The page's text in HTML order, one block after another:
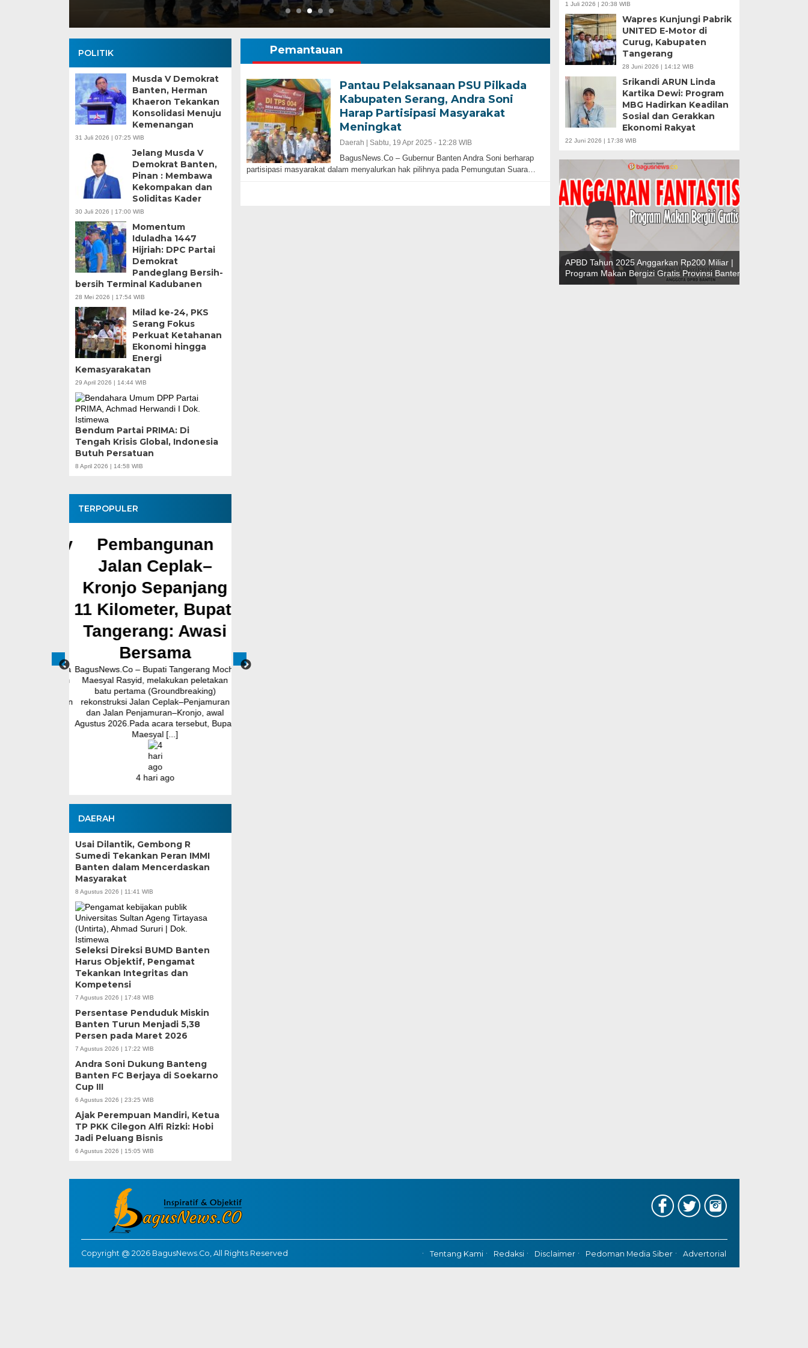
POLITIK
Musda V Demokrat
Banten, Herman
Khaeron Tekankan
Konsolidasi Menuju
Kemenangan
31 Juli 2026 | 07:25 WIB
Jelang Musda V
Demokrat Banten,
Pinan : Membawa
Kekompakan dan
Soliditas Kader
30 Juli 2026 | 17:00 WIB
Momentum
Iduladha 1447
Hijriah: DPC Partai
Demokrat
Pandeglang Bersih-
bersih Terminal Kadubanen
28 Mei 2026 | 17:54 WIB
Milad ke-24, PKS
Serang Fokus
Perkuat Ketahanan
Ekonomi hingga
Energi
Kemasyarakatan
29 April 2026 | 14:44 WIB
Bendum Partai PRIMA: Di
Tengah Krisis Global, Indonesia
Butuh Persatuan
8 April 2026 | 14:58 WIB
TERPOPULER
Banten Andra
Pembangunan
Jalan Ceplak–
Kronjo Sepanjang
11 Kilometer, Bupati
Tangerang: Awasi
Bersama
BagusNews.Co – Bupati Tangerang Moch.
Maesyal Rasyid, melakukan peletakan
batu pertama (Groundbreaking)
rekonstruksi Jalan Ceplak–Penjamuran
dan Jalan Penjamuran–Kronjo, awal
Agustus 2026.Pada acara tersebut, Bupati
Maesyal [...]
4 hari ago
BagusNews.Co- Polres Cilegon bersama
DAERAH
Usai Dilantik, Gembong R
Sumedi Tekankan Peran IMMI
Banten dalam Mencerdaskan
Masyarakat
8 Agustus 2026 | 11:41 WIB
Seleksi Direksi BUMD Banten
Harus Objektif, Pengamat
Tekankan Integritas dan
Kompetensi
7 Agustus 2026 | 17:48 WIB
Persentase Penduduk Miskin
Banten Turun Menjadi 5,38
Persen pada Maret 2026
7 Agustus 2026 | 17:22 WIB
Andra Soni Dukung Banteng
Banten FC Berjaya di Soekarno
Cup III
6 Agustus 2026 | 23:25 WIB
Ajak Perempuan Mandiri, Ketua
TP PKK Cilegon Alfi Rizki: Hobi
Jadi Peluang Bisnis
6 Agustus 2026 | 15:05 WIB
Pemantauan
Pantau Pelaksanaan PSU Pilkada
Kabupaten Serang, Andra Soni
Harap Partisipasi Masyarakat
Meningkat
Daerah | Sabtu, 19 Apr 2025 - 12:28 WIB
BagusNews.Co – Gubernur Banten Andra Soni berharap
partisipasi masyarakat dalam menyalurkan hak pilihnya pada Pemungutan Suara…
1 Juli 2026 | 20:38 WIB
Wapres Kunjungi Pabrik
UNITED E-Motor di
Curug, Kabupaten
Tangerang
28 Juni 2026 | 14:12 WIB
Srikandi ARUN Linda
Kartika Dewi: Program
MBG Hadirkan Keadilan
Sosial dan Gerakkan
Ekonomi Rakyat
22 Juni 2026 | 17:38 WIB
Banten Butuh Gubernur Progresif dan
Gubernur Baru, Banten Harus Lebih Maju |
Perencanaan Pembangunan Infrastrukur
Adalah Kunci
APBD Tahun 2025 Anggarkan Rp200 Miliar |
Program Makan Bergizi Gratis Provinsi Banten
Copyright @ 2026 BagusNews.Co, All Rights Reserved Tentang Kami Redaksi Disclaimer Pedoman Media Siber Advertorial